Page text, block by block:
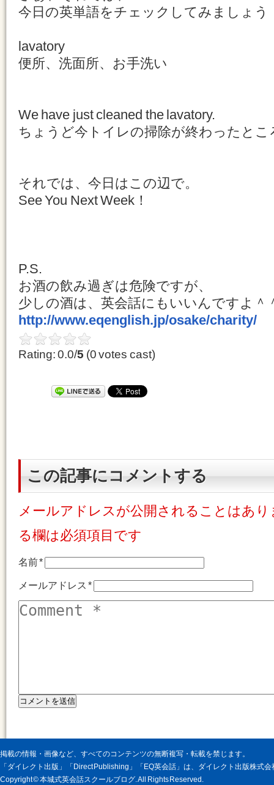
今日の英単語をチェックしてみましょう
lavatory
便所、洗面所、お手洗い
We have just cleaned the lavatory.
ちょうど今トイレの掃除が終わったとこ
それでは、今日はこの辺で。
See You Next Week！
P.S.
お酒の飲み過ぎは危険ですが、
少しの酒は、英会話にもいいんですよ＾
http://www.eqenglish.jp/osake/charity/
Rating: 0.0/5 (0 votes cast)
この記事にコメントする
メールアドレスが公開されることはあ
る欄は必須項目です
名前*
メールアドレス*
掲載の情報・画像など、すべてのコンテンツの無断複写・転載を禁じます。
「ダイレクト出版」「Direct Publishing」「EQ英会話」は、ダイレクト出版株式
Copyright © 本城式英会話スクールブログ. All Rights Reserved.